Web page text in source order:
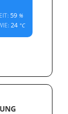
59 %
24°C